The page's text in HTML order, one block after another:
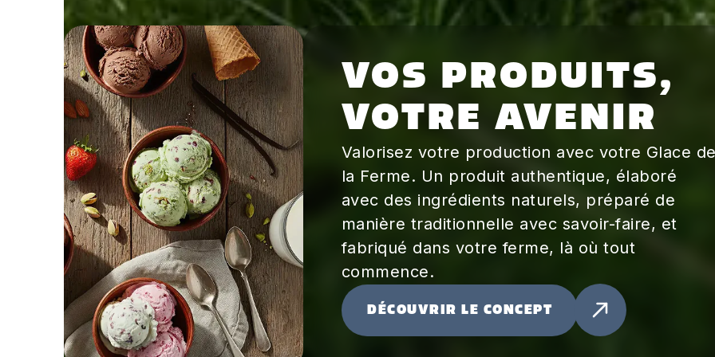
VOS PRODUITS,
VOTRE AVENIR
Valorisez votre production avec votre Glace
la Ferme. Un produit authentique, élaboré
avec des ingrédients naturels, préparé de
manière traditionnelle avec savoir-faire, et
fabriqué dans votre ferme, là où tout
commence.
DÉCOUVRIR LE CONCEPT